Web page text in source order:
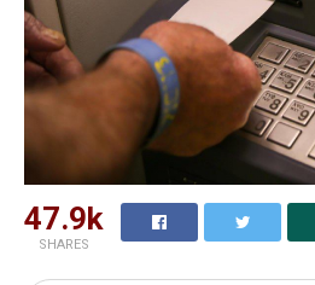
47.9k
SHARES